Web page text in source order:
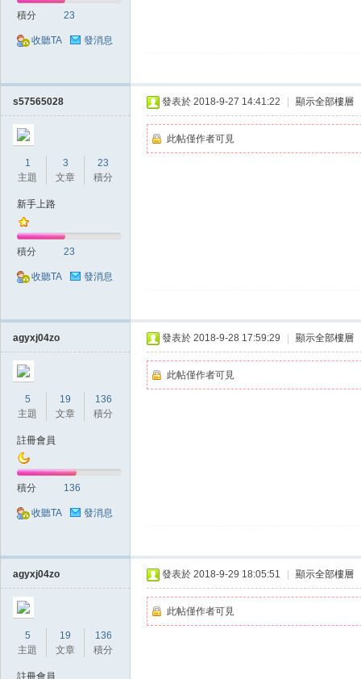
版
積分 23
收聽TA 發消息
s57565028
1
主題
3
文章
23
積分
新手上路
積分 23
收聽TA 發消息
發表於 2018-9-27 14:41:22 顯示全部樓層
此帖僅作者可見
agyxj04zo
5
主題
19
文章
136
積分
註冊會員
積分 136
收聽TA 發消息
發表於 2018-9-28 17:59:29 顯示全部樓層
此帖僅作者可見
agyxj04zo
5
主題
19
文章
136
積分
註冊會員
發表於 2018-9-29 18:05:51 顯示全部樓層
此帖僅作者可見